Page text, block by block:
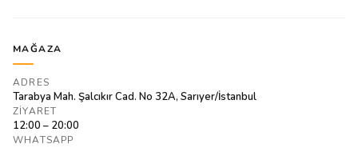
MAĞAZA
ADRES
Tarabya Mah. Şalcıkır Cad. No 32A, Sarıyer/İstanbul
ZIYARET
12:00 – 20:00
WHATSAPP